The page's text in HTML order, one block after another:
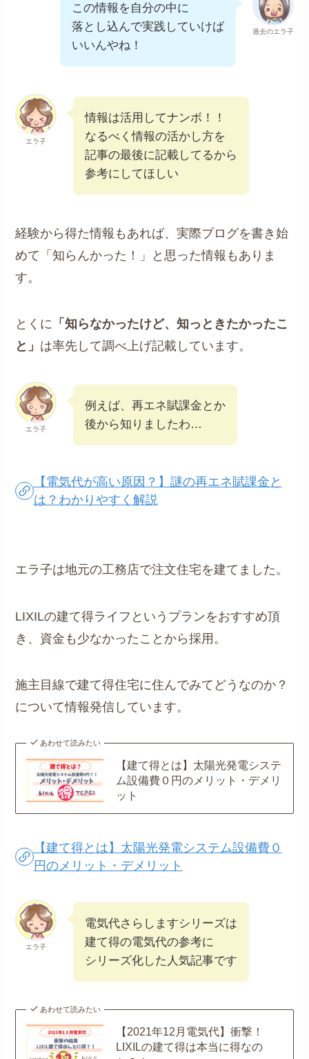
過去のエラ子
この情報を自分の中に
落とし込んで実践していけば
いいんやね！
エラ子
情報は活用してナンボ！！
なるべく情報の活かし方を
記事の最後に記載してるから
参考にしてほしい
経験から得た情報もあれば、実際ブログを書き始
めて「知らんかった！」と思った情報もありま
す。
とくに 「知らなかったけど、知っときたかったこ
と」 は率先して調べ上げ記載しています。
エラ子
例えば、再エネ賦課金とか
後から知りましたわ…
【電気代が高い原因？】謎の再エネ賦課金と
は？わかりやすく解説
エラ子は地元の工務店で注文住宅を建てました。
LIXILの建て得ライフというプランをおすすめ頂
き、資金も少なかったことから採用。
施主目線で建て得住宅に住んでみてどうなのか？
について情報発信しています。
あわせて読みたい
【建て得とは】太陽光発電システ
ム設備費０円のメリット・デメリ
ット
【建て得とは】太陽光発電システム設備費０
円のメリット・デメリット
エラ子
電気代さらしますシリーズは
建て得の電気代の参考に
シリーズ化した人気記事です
あわせて読みたい
【2021年12月電気代】衝撃！
LIXILの建て得は本当に得なの